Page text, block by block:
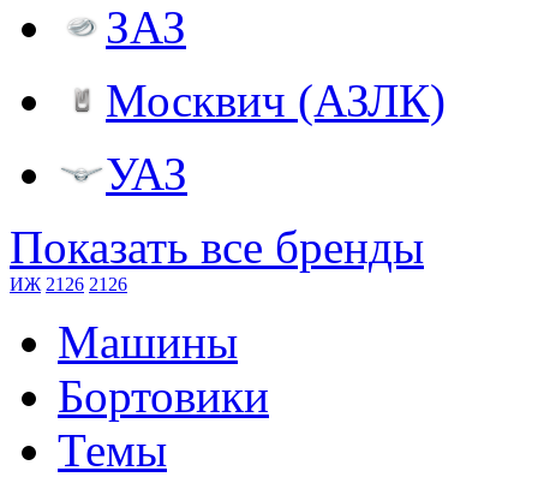
ЗАЗ
Москвич (АЗЛК)
УАЗ
Показать все бренды
ИЖ 2126 2126
Машины
Бортовики
Темы